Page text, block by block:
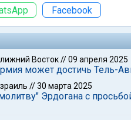
Facebook
Восток//09 апреля 2025
может достичь Тель-
//30 марта 2025
Эрдогана с